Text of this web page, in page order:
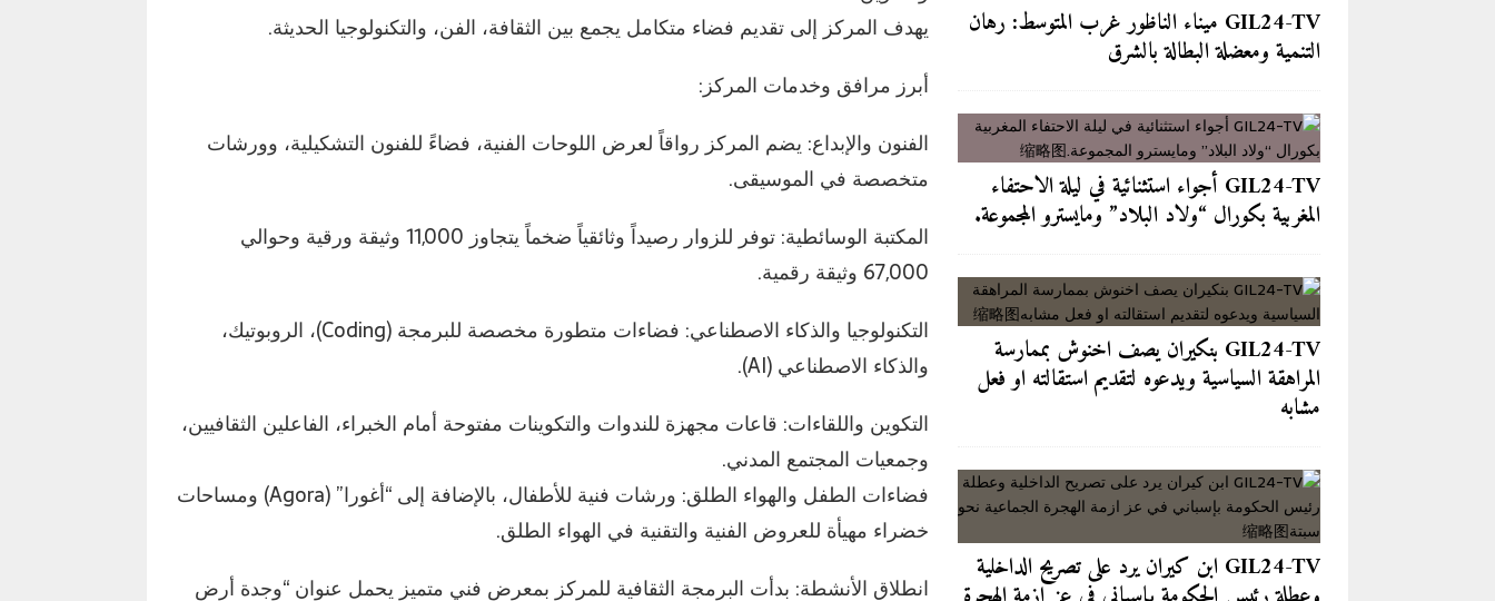
يهدف المركز إلى تقديم فضاء متكامل يجمع بين الثقافة، الفن، والتكنولوجيا الحديثة.
أبرز مرافق وخدمات المركز:
الفنون والإبداع: يضم المركز رواقاً لعرض اللوحات الفنية، فضاءً للفنون التشكيلية، وورشات
متخصصة في الموسيقى.
المكتبة الوسائطية: توفر للزوار رصيداً وثائقياً ضخماً يتجاوز 11,000 وثيقة ورقية وحوالي
67,000 وثيقة رقمية.
التكنولوجيا والذكاء الاصطناعي: فضاءات متطورة مخصصة للبرمجة (Coding)، الروبوتيك،
والذكاء الاصطناعي (AI).
التكوين واللقاءات: قاعات مجهزة للندوات والتكوينات مفتوحة أمام الخبراء، الفاعلين الثقافيين،
وجمعيات المجتمع المدني.
فضاءات الطفل والهواء الطلق: ورشات فنية للأطفال، بالإضافة إلى “أغورا” (Agora) ومساحات
خضراء مهيأة للعروض الفنية والتقنية في الهواء الطلق.
انطلاق الأنشطة: بدأت البرمجة الثقافية للمركز بمعرض فني متميز يحمل عنوان “وجدة أرض
GIL24-TV ميناء الناظور غرب المتوسط: رهان
التنمية ومعضلة البطالة بالشرق
GIL24-TV أجواء استثنائية في ليلة الاحتفاء
المغربية بكورال “ولاد البلاد” ومايسترو المجموعة.
GIL24-TV بنكيران يصف اخنوش بممارسة
المراهقة السياسية ويدعوه لتقديم استقالته او فعل
مشابه
GIL24-TV ابن كيران يرد على تصريح الداخلية